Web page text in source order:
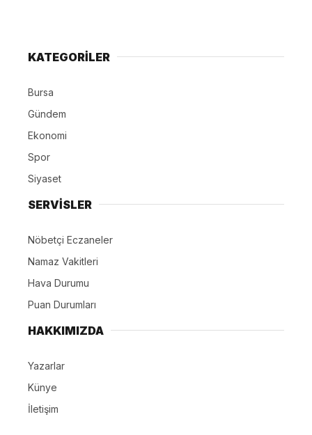
KATEGORİLER
Bursa
Gündem
Ekonomi
Spor
Siyaset
SERVİSLER
Nöbetçi Eczaneler
Namaz Vakitleri
Hava Durumu
Puan Durumları
HAKKIMIZDA
Yazarlar
Künye
İletişim